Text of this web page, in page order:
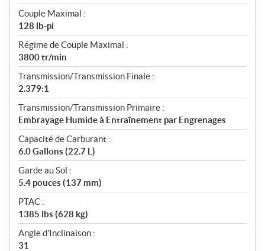
Couple Maximal :
128 lb-pi
Régime de Couple Maximal :
3800 tr/min
Transmission/Transmission Finale :
2.379:1
Transmission/Transmission Primaire :
Embrayage Humide à Entraînement par Engrenages
Capacité de Carburant :
6.0 Gallons (22.7 L)
Garde au Sol :
5.4 pouces (137 mm)
PTAC :
1385 lbs (628 kg)
Angle d'Inclinaison :
31